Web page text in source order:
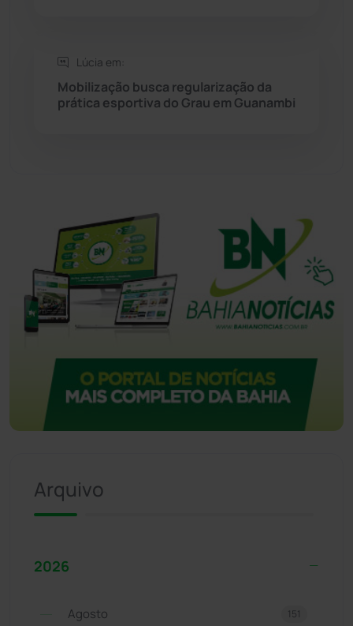
Lúcia em:
Mobilização busca regularização da
prática esportiva do Grau em Guanambi
Arquivo
2026
Agosto 151